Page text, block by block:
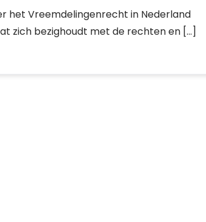
het Vreemdelingenrecht in Nederland
zich bezighoudt met de rechten en […]